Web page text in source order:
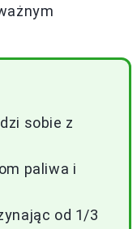
sobie z
paliwa i
od 1/3